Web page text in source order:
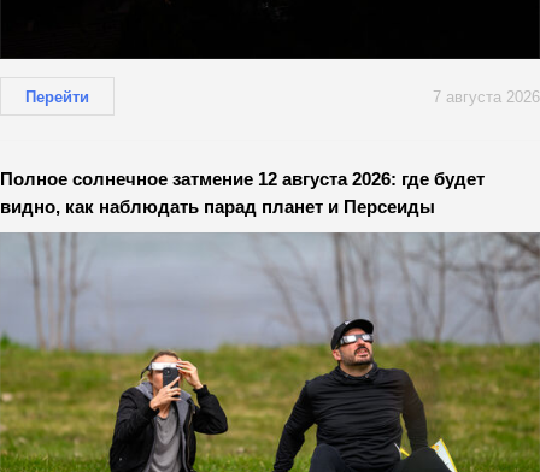
Перейти 7 августа 2026
Полное солнечное затмение 12 августа 2026: где будет
видно, как наблюдать парад планет и Персеиды